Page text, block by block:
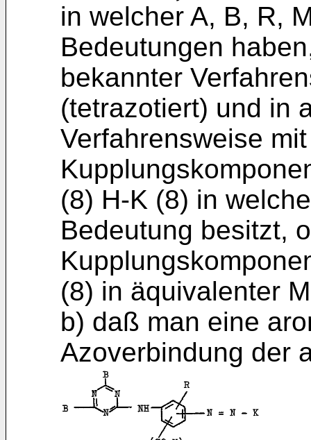
in welcher A, B, R,
Bedeutungen
bekannter
(tetrazotiert) und in
Verfahrensweise
(8) H-K (8) in
Bedeutung besitzt,
(8) in äquivalenter
b) daß man eine
Azoverbindung der